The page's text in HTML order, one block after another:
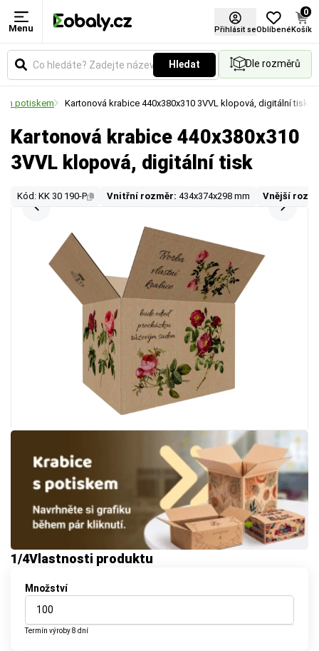
Menu Přihlásit seOblíbené
0
Košík
Hledat Dle rozměrů
potiskem Kartonová krabice 440x380x310 3VVL klopová, digitální tisk
Kartonová krabice 440x380x310
3VVL klopová, digitální tisk
Kód: KK 30 190-P Vnitřní rozměr: 434x374x298 mm Vnější
1/4Vlastnosti produktu
Množství
Termín výroby8 dní